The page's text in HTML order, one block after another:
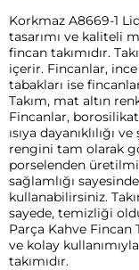
Korkmaz A8669-1
tasarımı ve kaliteli
fincan takımıdır.
içerir. Fincanlar,
tabakları ise
Takım, mat altın
Fincanlar,
ısıya dayanıklılığı
rengini tam olarak
porselenden
sağlamlığı
kullanabilirsiniz.
sayede, temizliği
Parça Kahve Fincan
ve kolay
takımıdır.